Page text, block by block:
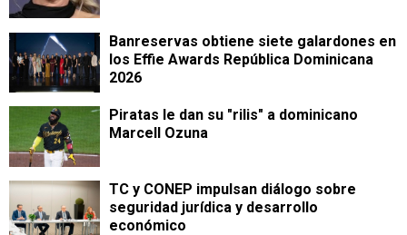
Banreservas obtiene siete galardones en
los Effie Awards República Dominicana
2026
Piratas le dan su "rilis" a dominicano
Marcell Ozuna
TC y CONEP impulsan diálogo sobre
seguridad jurídica y desarrollo
económico